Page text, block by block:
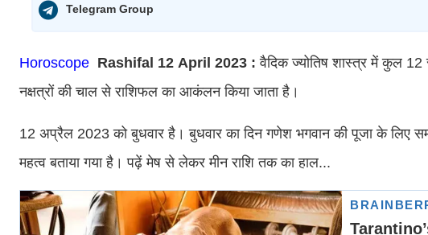
Telegram Group
Horoscope Rashifal 12 April 2023 :वैदिक ज्योतिष शास्त्र में कुल 12
नक्षत्रों की चाल से राशिफल का आकंलन किया जाता है।
12 अप्रैल 2023 को बुधवार है। बुधवार का दिन गणेश भगवान की पूजा के लिए
महत्व बताया गया है। पढ़ें मेष से लेकर मीन राशि तक का हाल...